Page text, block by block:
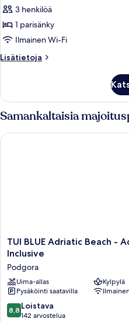
3 henkilöä
1 parisänky
Ilmainen Wi-Fi
Lisätietoja
Lisätietoja
comfort-
parveke,
puistoon
Samankaltaisia
TUI
BLUE
Beach
-
Adults
Only
-
TUI BLUE Adriatic Beach -
Inclusive
Podgora
Uima-allas
Kylpylä
Pysäköinti saatavilla
8.8
kautta
8,8 Loistava
142 arvostelua
TUI BLUE Adriatic Beach -